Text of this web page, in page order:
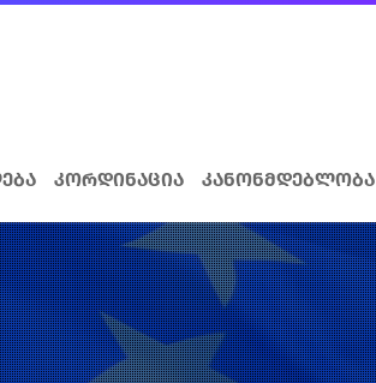
კორდინაცია კანონმდებლობა